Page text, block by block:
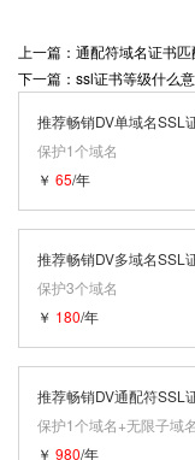
上一篇：通配符域名证书
下一篇：ssl证书等级什么
推荐畅销DV单域名SSL
保护1个域名
￥ 65/年
推荐畅销DV多域名SSL
保护3个域名
￥ 180/年
推荐畅销DV通配符SSL
保护1个域名+无限子域名
￥ 980/年